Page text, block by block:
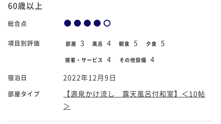
60歳以上
総合点
項目別評価 部屋 3 風呂 4 朝食 5 夕食 5
接客・サービス 4 その他設備 4
宿泊日 2022年12月9日
部屋タイプ
【源泉かけ流し 露天風呂付和室】＜10帖
＞